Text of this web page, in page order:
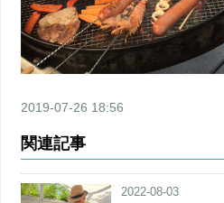
2019-07-26 18:56
関連記事
2022-08-03